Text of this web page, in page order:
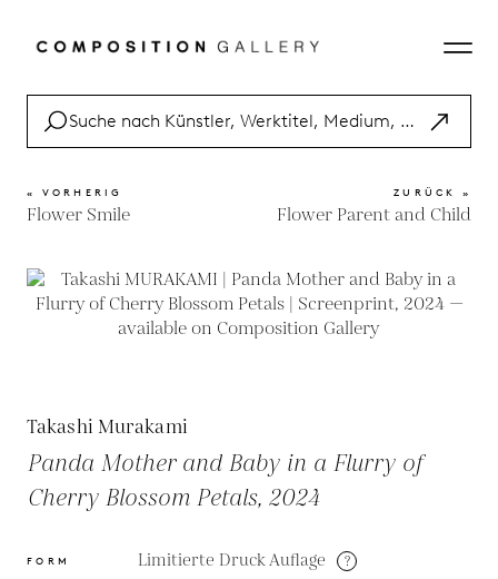
« VORHERIG
Flower Smile
ZURÜCK »
Flower Parent and Child
Takashi Murakami
Panda Mother and Baby in a Flurry of
Cherry Blossom Petals, 2024
FORM Limitierte Druck Auflage ?